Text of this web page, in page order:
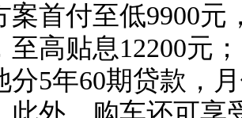
案首付至低9900元
至高贴息12200元
分5年60期贷款，